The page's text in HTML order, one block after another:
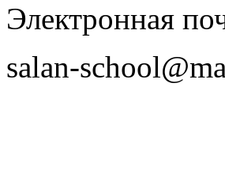
Электронная
salan-